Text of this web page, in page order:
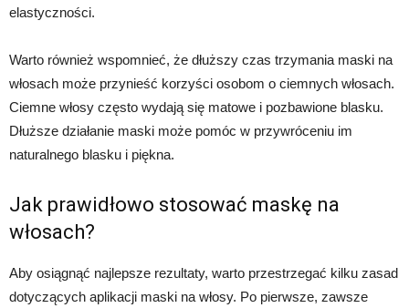
elastyczności.
Warto również wspomnieć, że dłuższy czas trzymania maski na
włosach może przynieść korzyści osobom o ciemnych włosach.
Ciemne włosy często wydają się matowe i pozbawione blasku.
Dłuższe działanie maski może pomóc w przywróceniu im
naturalnego blasku i piękna.
Jak prawidłowo stosować maskę na
włosach?
Aby osiągnąć najlepsze rezultaty, warto przestrzegać kilku zasad
dotyczących aplikacji maski na włosy. Po pierwsze, zawsze